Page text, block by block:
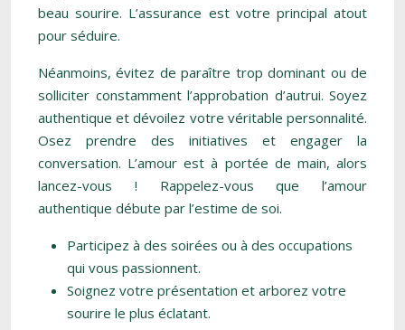
beau sourire. L’assurance est votre principal atout
pour séduire.
Néanmoins, évitez de paraître trop dominant ou de
solliciter constamment l’approbation d’autrui. Soyez
authentique et dévoilez votre véritable personnalité.
Osez prendre des initiatives et engager la
conversation. L’amour est à portée de main, alors
lancez-vous ! Rappelez-vous que l’amour
authentique débute par l’estime de soi.
Participez à des soirées ou à des occupations
qui vous passionnent.
Soignez votre présentation et arborez votre
sourire le plus éclatant.